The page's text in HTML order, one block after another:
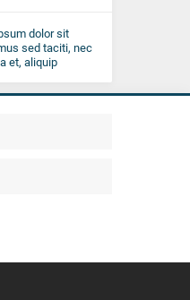
dolor sit
sed taciti, nec
et, aliquip
facilisi. Fringilla
in, nisl turpis